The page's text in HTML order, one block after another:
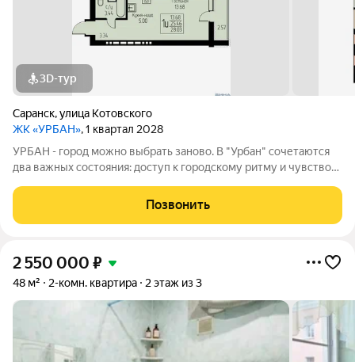
3D-тур
Саранск,улица Котовского
ЖК «УРБАН», 1 квартал 2028
УРБАН - город можно выбрать заново. В "Урбан" сочетаются
два важных состояния: доступ к городскому ритму и чувство
удобная городская база: понятные маршруты, близость
инфраструктуры,
Позвонить
2 550 000 ₽
48 м² 2-комн. квартира 2 этаж из 3